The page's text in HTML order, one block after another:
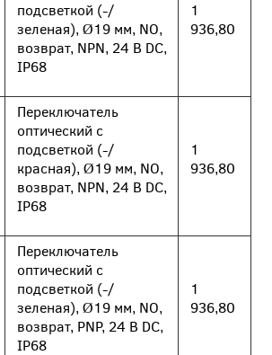
подсветкой (-/
зеленая), Ø19 мм, NO,
возврат, NPN, 24 В DC,
IP68
1
936,80
Переключатель
оптический с
подсветкой (-/
красная), Ø19 мм, NO,
возврат, NPN, 24 В DC,
IP68
1
936,80
Переключатель
оптический с
подсветкой (-/
зеленая), Ø19 мм, NO,
возврат, PNP, 24 В DC,
IP68
1
936,80